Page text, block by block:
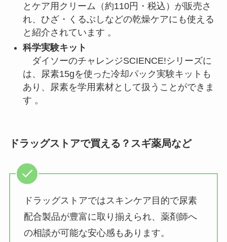
とケア用クリーム（約110円・税込）が販売さ
れ、ひざ・くるぶしなどの乾燥ケアにも使える
と紹介されています 。
科学実験キット
ダイソーのチャレンジSCIENCE!シリーズに
は、尿素15gを使った冷却パック実験キットも
あり、尿素を学用素材として扱うことができま
す 。
ドラッグストアで買える？スギ薬局など
ドラッグストアではスキンケア目的で尿素
配合製品が豊富に取り揃えられ、薬剤師へ
の相談が可能な安心感もあります。